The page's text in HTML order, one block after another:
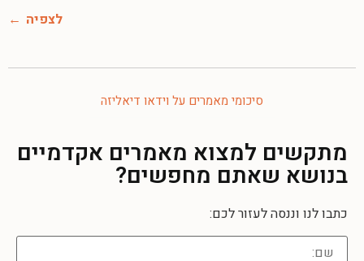
לצפיה
סיכומי מאמרים על וידאו דיאליזה
מתקשים למצוא מאמרים אקדמיים
בנושא שאתם מחפשים?
כתבו לנו וננסה לעזור לכם: